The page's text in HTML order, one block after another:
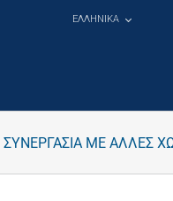
ΕΛΛΗΝΙΚΑ
ΣΥΝΕΡΓΑΣΙΑ ΜΕ ΑΛΛΕΣ